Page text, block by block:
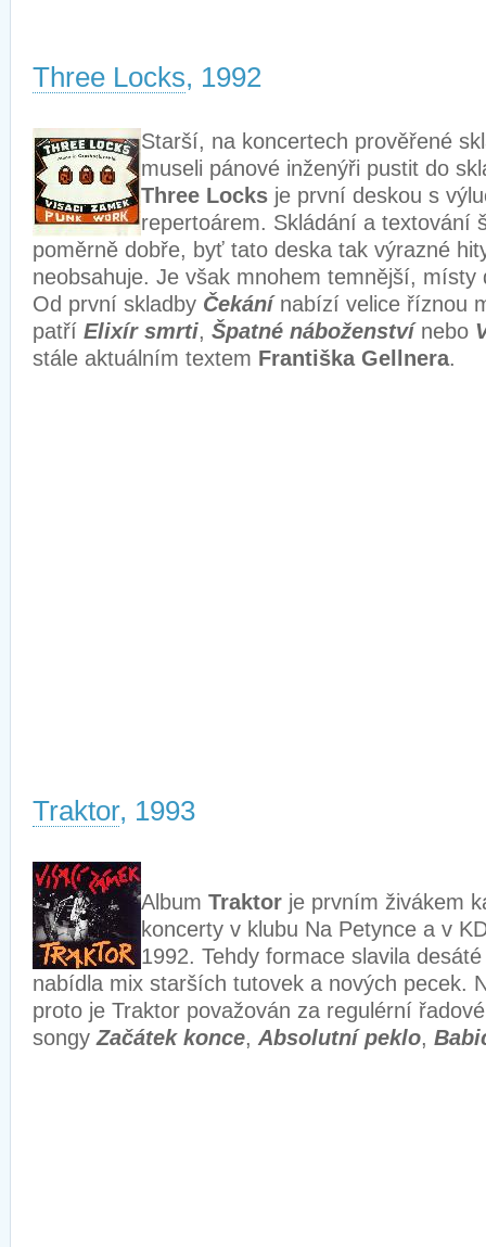
Three Locks, 1992
Starší, na koncertech prověřené
museli pánové inženýři pustit do
Three Locks je první deskou s
repertoárem. Skládání a textování
poměrně dobře, byť tato deska tak výrazné
neobsahuje. Je však mnohem temnější, místy
Od první skladby Čekánínabízí velice říznou
patří Elixír smrti, Špatné náboženství nebo
stále aktuálním textem Františka Gellnera.
Traktor, 1993
Album Traktor je prvním živákem
koncerty v klubu Na Petynce a v
1992. Tehdy formace slavila
nabídla mix starších tutovek a nových pecek.
proto je Traktor považován za regulérní
songyZačátek konce, Absolutní peklo,